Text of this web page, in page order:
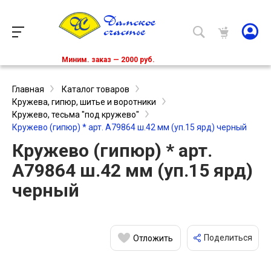
Миним. заказ — 2000 руб.
Главная
Каталог товаров
Кружева, гипюр, шитье и воротники
Кружево, тесьма "под кружево"
Кружево (гипюр) * арт. А79864 ш.42 мм (уп.15 ярд) черный
Кружево (гипюр) * арт.
А79864 ш.42 мм (уп.15 ярд)
черный
Отложить Поделиться